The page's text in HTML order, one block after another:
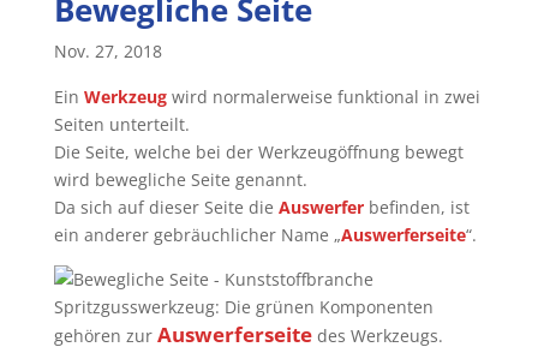
Bewegliche Seite
Nov. 27, 2018
Ein Werkzeugwird normalerweise funktional in zwei
Seiten unterteilt.
Die Seite, welche bei der Werkzeugöffnung bewegt
wird bewegliche Seite genannt.
Da sich auf dieser Seite die Auswerferbefinden, ist
ein anderer gebräuchlicher Name „Auswerferseite“.
Spritzgusswerkzeug: Die grünen Komponenten
gehören zur Auswerferseitedes Werkzeugs.